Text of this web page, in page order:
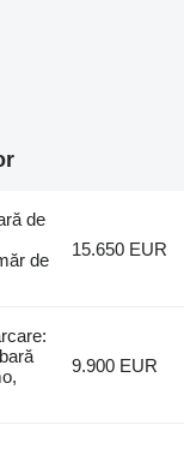
de
de
15.650 EUR
9.900 EUR